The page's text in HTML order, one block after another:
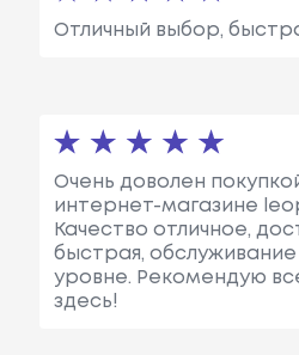
Отличный выбор,
Очень доволен
интернет-магазине
Качество отличное,
быстрая,
уровне. Рекомендую
здесь!